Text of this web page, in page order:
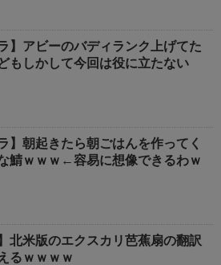
】アビーのバディランク上げてた
もしかして今回は役に立たない
】朝起きたら朝ごはんを作ってく
鯖ｗｗｗ←容易に想像できるわｗ
北米版のエクスカリ芭蕉扇の翻訳
るｗｗｗｗ